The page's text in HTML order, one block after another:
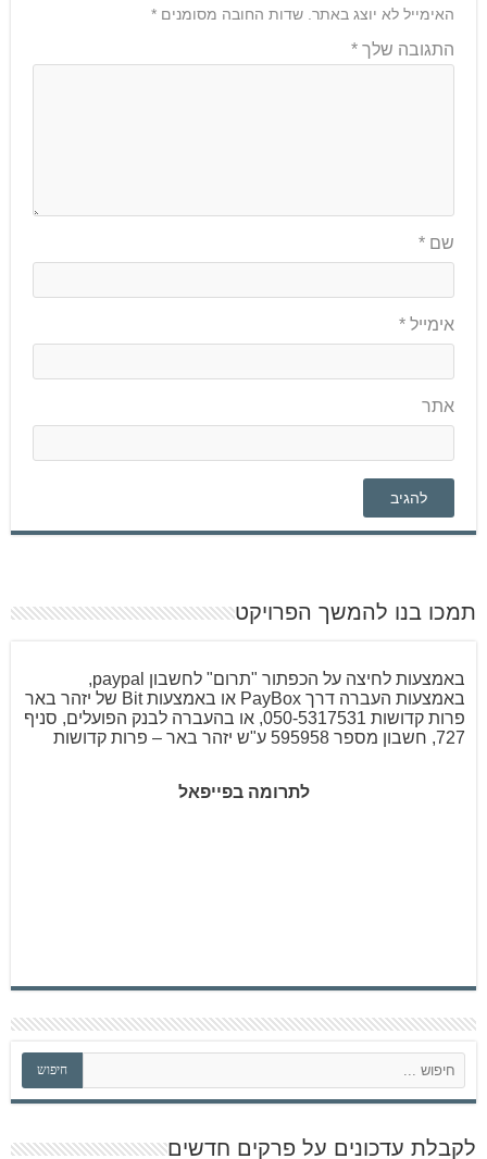
האימייל לא יוצג באתר. שדות החובה מסומנים *
התגובה שלך *
שם *
אימייל *
אתר
תמכו בנו להמשך הפרויקט
באמצעות לחיצה על הכפתור "תרום" לחשבון paypal,
באמצעות העברה דרך PayBox או באמצעות Bit של יזהר באר
פרות קדושות 050-5317531, או בהעברה לבנק הפועלים, סניף
727, חשבון מספר 595958 ע"ש יזהר באר – פרות קדושות
לתרומה בפייפאל
פ
ש
חיפוש
לקבלת עדכונים על פרקים חדשים